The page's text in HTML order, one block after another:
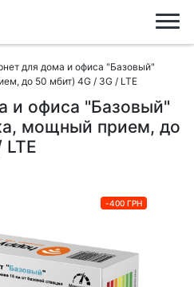
для дома и офиса "Базовый"
до 50 мбит) 4G / 3G / LTE
и офиса "Базовый"
мощный прием, до
-400 ГРН